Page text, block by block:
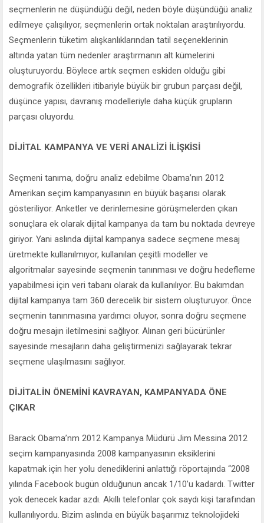
seçmenlerin ne düşündüğü değil, neden böyle düşündüğü analiz
edilmeye çalışılıyor, seçmenlerin ortak noktalan araştırılıyordu.
Seçmenlerin tüketim alışkanlıklarından tatil seçeneklerinin
altında yatan tüm nedenler araştırmanın alt kümelerini
oluşturuyordu. Böylece artık seçmen eskiden olduğu gibi
demografik özellikleri itibariyle büyük bir grubun parçası değil,
düşünce yapısı, davranış modelleriyle daha küçük grupların
parçası oluyordu.
DİJİTAL KAMPANYA VE VERİ ANALİZİ İLİŞKİSİ
Seçmeni tanıma, doğru analiz edebilme Obama’nın 2012
Amerikan seçim kampanyasının en büyük başarısı olarak
gösteriliyor. Anketler ve derinlemesine görüşmelerden çıkan
sonuçlara ek olarak dijital kampanya da tam bu noktada devreye
giriyor. Yani aslında dijital kampanya sadece seçmene mesaj
üretmekte kullanılmıyor, kullanılan çeşitli modeller ve
algoritmalar sayesinde seçmenin tanınması ve doğru hedefleme
yapabilmesi için veri tabanı olarak da kullanılıyor. Bu bakımdan
dijital kampanya tam 360 derecelik bir sistem oluşturuyor. Önce
seçmenin tanınmasına yardımcı oluyor, sonra doğru seçmene
doğru mesajın iletilmesini sağlıyor. Alınan geri bücürünler
sayesinde mesajların daha geliştirmenizi sağlayarak tekrar
seçmene ulaşılmasını sağlıyor.
DİJİTALİN ÖNEMİNİ KAVRAYAN, KAMPANYADA ÖNE
ÇIKAR
Barack Obama’nm 2012 Kampanya Müdürü Jim Messina 2012
seçim kampanyasında 2008 kampanyasının eksiklerini
kapatmak için her yolu denediklerini anlattığı röportajında “2008
yılında Facebook bugün olduğunun ancak 1/10’u kadardı. Twitter
yok denecek kadar azdı. Akıllı telefonlar çok saydı kişi tarafından
kullanılıyordu. Bizim aslında en büyük başarımız teknolojideki